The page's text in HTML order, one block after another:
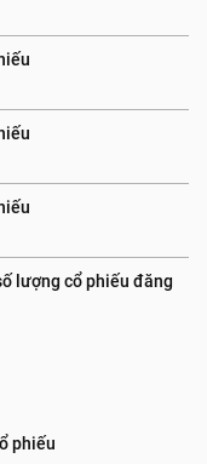
lượng cổ phiếu đăng
phiếu